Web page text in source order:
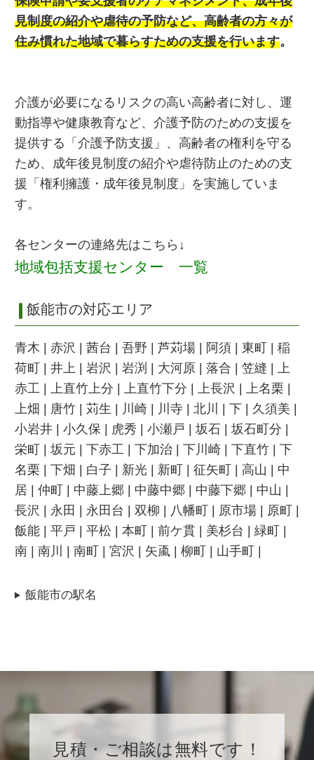
見制度の紹介や虐待の予防など、高齢者の方々が
住み慣れた地域で暮らすための支援を行います。
介護が必要になるリスクの高い高齢者に対し、運
動指導や健康教育など、介護予防のための支援を
提供する「介護予防支援」、高齢者の権利を守る
ため、成年後見制度の紹介や虐待防止のための支
援「権利擁護・成年後見制度」を実施していま
す。
各センターの連絡先はこちら↓
地域包括支援センター 一覧
飯能市の対応エリア
青木 | 赤沢 | 茜台 | 吾野 | 芦苅場 | 阿須 | 東町 | 稲
荷町 | 井上 | 岩沢 | 岩渕 | 大河原 | 落合 | 笠縫 | 上
赤工 | 上直竹上分 | 上直竹下分 | 上長沢 | 上名栗 |
上畑 | 唐竹 | 苅生 | 川崎 | 川寺 | 北川 | 下 | 久須美 |
小岩井 | 小久保 | 虎秀 | 小瀬戸 | 坂石 | 坂石町分 |
栄町 | 坂元 | 下赤工 | 下加治 | 下川崎 | 下直竹 | 下
名栗 | 下畑 | 白子 | 新光 | 新町 | 征矢町 | 高山 | 中
居 | 仲町 | 中藤上郷 | 中藤中郷 | 中藤下郷 | 中山 |
長沢 | 永田 | 永田台 | 双柳 | 八幡町 | 原市場 | 原町 |
飯能 | 平戸 | 平松 | 本町 | 前ケ貫 | 美杉台 | 緑町 |
南 | 南川 | 南町 | 宮沢 | 矢颪 | 柳町 | 山手町 |
飯能市の駅名
見積・ご相談は無料です！